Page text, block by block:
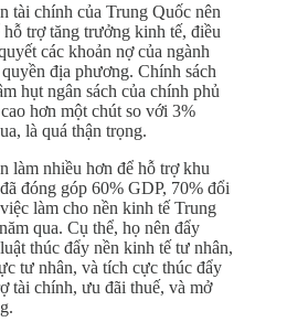
tài chính của Trung Quốc nên
trợ tăng trưởng kinh tế, điều
các khoản nợ của ngành
địa phương. Chính sách
hụt ngân sách của chính phủ
hơn một chút so với 3%
là quá thận trọng.
làm nhiều hơn để hỗ trợ khu
đóng góp 60% GDP, 70% đổi
làm cho nền kinh tế Trung
qua. Cụ thể, họ nên đẩy
thúc đẩy nền kinh tế tư nhân,
tư nhân, và tích cực thúc đẩy
tài chính, ưu đãi thuế, và mở